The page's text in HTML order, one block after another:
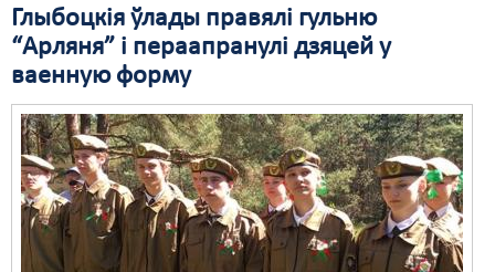
Глыбоцкія ўлады правялі гульню
“Арляня” і пераапранулі дзяцей у
ваенную форму
Распальваньне варожасьці
Рознае
Свабода слова
Свабода сумленьня
Суд
Сьмяротнае пакараньне